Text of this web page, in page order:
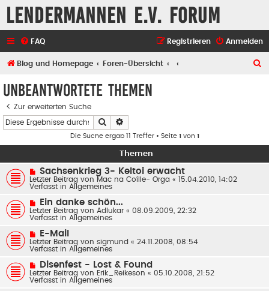
Lendermannen e.V. Forum
FAQ Anmelden
Registrieren
Blog und Homepage Foren-Übersicht
Unbeantwortete Themen
Zur erweiterten Suche
Suche
Die Suche ergab 11 Treffer • Seite 1 von 1
Themen
N
e
u
B
e
i
a
g
Sachsenkrieg 3- Keltoi erwacht
Letzter Beitrag von Mac na Coílle- Orga «
15.04.2010, 14:02
Verfasst in Allgemeines
e
u
B
e
i
a
g
Ein danke schön...
Letzter Beitrag von Adlukar « 08.09.2009, 22:32
Verfasst in Allgemeines
e
u
B
e
i
E-Mail
Letzter Beitrag von sigmund « 24.11.2008, 08:54
Verfasst in Allgemeines
e
u
Disenfest - Lost & Found
Letzter Beitrag von Erik_Reikeson « 05.10.2008, 21:52
Verfasst in Allgemeines